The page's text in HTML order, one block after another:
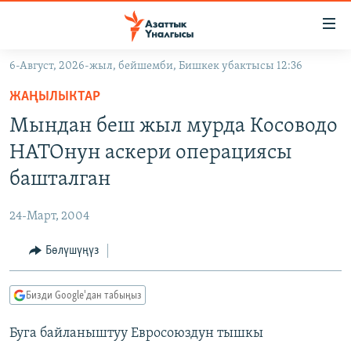
Навигацияга
өтүңүз
Издөөгө
салыңыз
МАДАНИЯТ
ДҮЙНӨ
УКРАИНА
ТВ ПРОГРАММАЛАР
БҮГҮН АЗАТТЫКТА
ДАНИСТЕ
ПОДКАСТ
Русский
6-Август, 2026-жыл, бейшемби, Бишкек убактысы 12:36
ЖАҢЫЛЫКТАР
Мындан беш жыл мурда Косоводо
НАТОнун аскери операциясы
башталган
24-Март, 2004
Бөлүшүңүз
Бизди Google'дан табыңыз
Буга байланыштуу Евросоюздун тышкы